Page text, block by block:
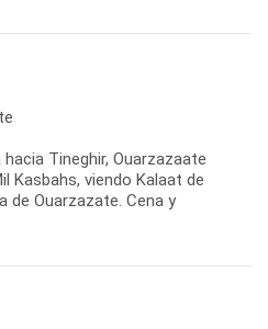
Tineghir, Ouarzazaate
Kasbahs, viendo Kalaat de
de Ouarzazate. Cena y